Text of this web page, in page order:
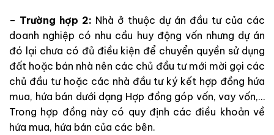
– Trường hợp 2: Nhà ở thuộc dự án đầu tư của các
doanh nghiệp có nhu cầu huy động vốn nhưng dự án
đó lại chưa có đủ điều kiện để chuyển quyền sử dụng
đất hoặc bán nhà nên các chủ đầu tư mới mời gọi các
chủ đầu tư hoặc các nhà đầu tư ký kết hợp đồng hứa
mua, hứa bán dưới dạng Hợp đồng góp vốn, vay vốn,…
Trong hợp đồng này có quy định các điều khoản về
hứa mua, hứa bán của các bên.